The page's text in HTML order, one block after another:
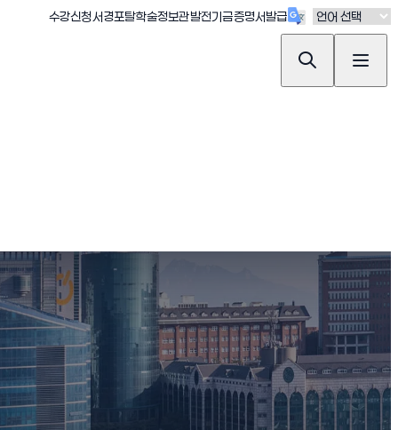
수강신청(새창 열림)
서경포탈(새창 열림)
학술정보관(새창 열림)
발전기금(새창 열림)
증명서발급(새창 열림)